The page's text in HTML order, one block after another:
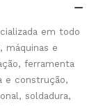

em todo
máquinas e
ferramenta
e construção,
soldadura,